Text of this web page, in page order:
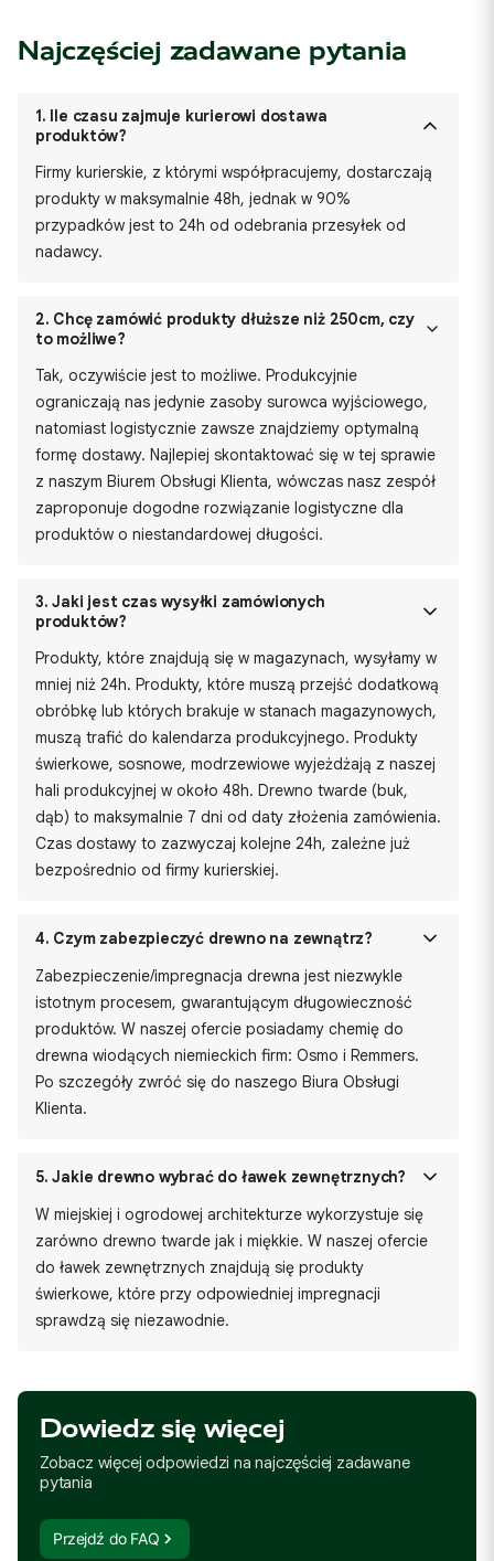
Najczęściej zadawane pytania
1. Ile czasu zajmuje kurierowi dostawa
produktów?
Firmy kurierskie, z którymi współpracujemy, dostarczają
produkty w maksymalnie 48h, jednak w 90%
przypadków jest to 24h od odebrania przesyłek od
nadawcy.
2. Chcę zamówić produkty dłuższe niż 250cm, czy
to możliwe?
Tak, oczywiście jest to możliwe. Produkcyjnie
ograniczają nas jedynie zasoby surowca wyjściowego,
natomiast logistycznie zawsze znajdziemy optymalną
formę dostawy. Najlepiej skontaktować się w tej sprawie
z naszym Biurem Obsługi Klienta, wówczas nasz zespół
zaproponuje dogodne rozwiązanie logistyczne dla
produktów o niestandardowej długości.
3. Jaki jest czas wysyłki zamówionych
produktów?
Produkty, które znajdują się w magazynach, wysyłamy w
mniej niż 24h. Produkty, które muszą przejść dodatkową
obróbkę lub których brakuje w stanach magazynowych,
muszą trafić do kalendarza produkcyjnego. Produkty
świerkowe, sosnowe, modrzewiowe wyjeżdżają z naszej
hali produkcyjnej w około 48h. Drewno twarde (buk,
dąb) to maksymalnie 7 dni od daty złożenia zamówienia.
Czas dostawy to zazwyczaj kolejne 24h, zależne już
bezpośrednio od firmy kurierskiej.
4. Czym zabezpieczyć drewno na zewnątrz?
Zabezpieczenie/impregnacja drewna jest niezwykle
istotnym procesem, gwarantującym długowieczność
produktów. W naszej ofercie posiadamy chemię do
drewna wiodących niemieckich firm: Osmo i Remmers.
Po szczegóły zwróć się do naszego Biura Obsługi
Klienta.
5. Jakie drewno wybrać do ławek zewnętrznych?
W miejskiej i ogrodowej architekturze wykorzystuje się
zarówno drewno twarde jak i miękkie. W naszej ofercie
do ławek zewnętrznych znajdują się produkty
świerkowe, które przy odpowiedniej impregnacji
sprawdzą się niezawodnie.
Dowiedz się więcej
Zobacz więcej odpowiedzi na najczęściej zadawane
pytania
Przejdź do FAQ